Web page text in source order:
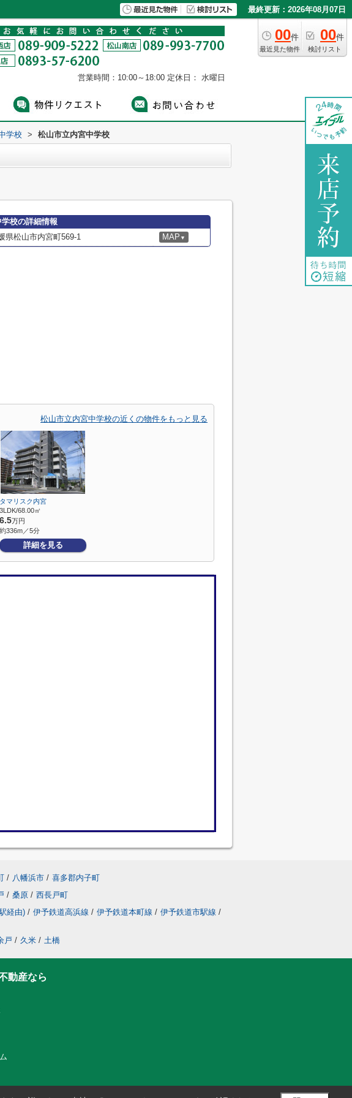
最終更新：2026年08月07日
00件
最近見た物件
00件
検討リスト
営業時間：10:00～18:00 定休日： 水曜日
学校 > 松山市立内宮中学校
校の詳細情報
県松山市内宮町569-1 MAP ▼
松山市立内宮中学校の近くの物件をもっと見る
タマリスク内宮
3LDK/68.00㎡
6.5万円
約336m／5分
詳細を見る
/ 八幡浜市 / 喜多郡内子町
/ 桑原 / 西長戸町
経由) / 伊予鉄道高浜線 / 伊予鉄道本町線 / 伊予鉄道市駅線 /
戸 / 久米 / 土橋
動産なら